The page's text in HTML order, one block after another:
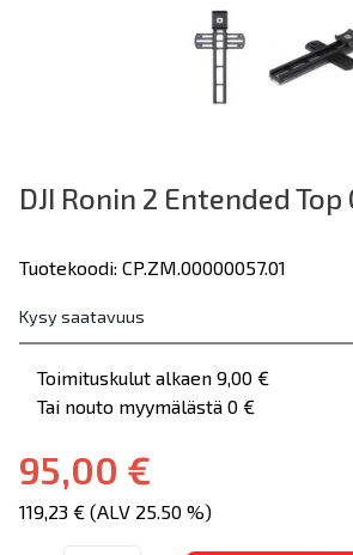
DJI Ronin 2 Entended Top
Tuotekoodi: CP.ZM.00000057.01
Kysy saatavuus
Toimituskulut alkaen 9,00 €
Tai nouto myymälästä 0 €
95,00 €
119,23 € (ALV 25.50 %)